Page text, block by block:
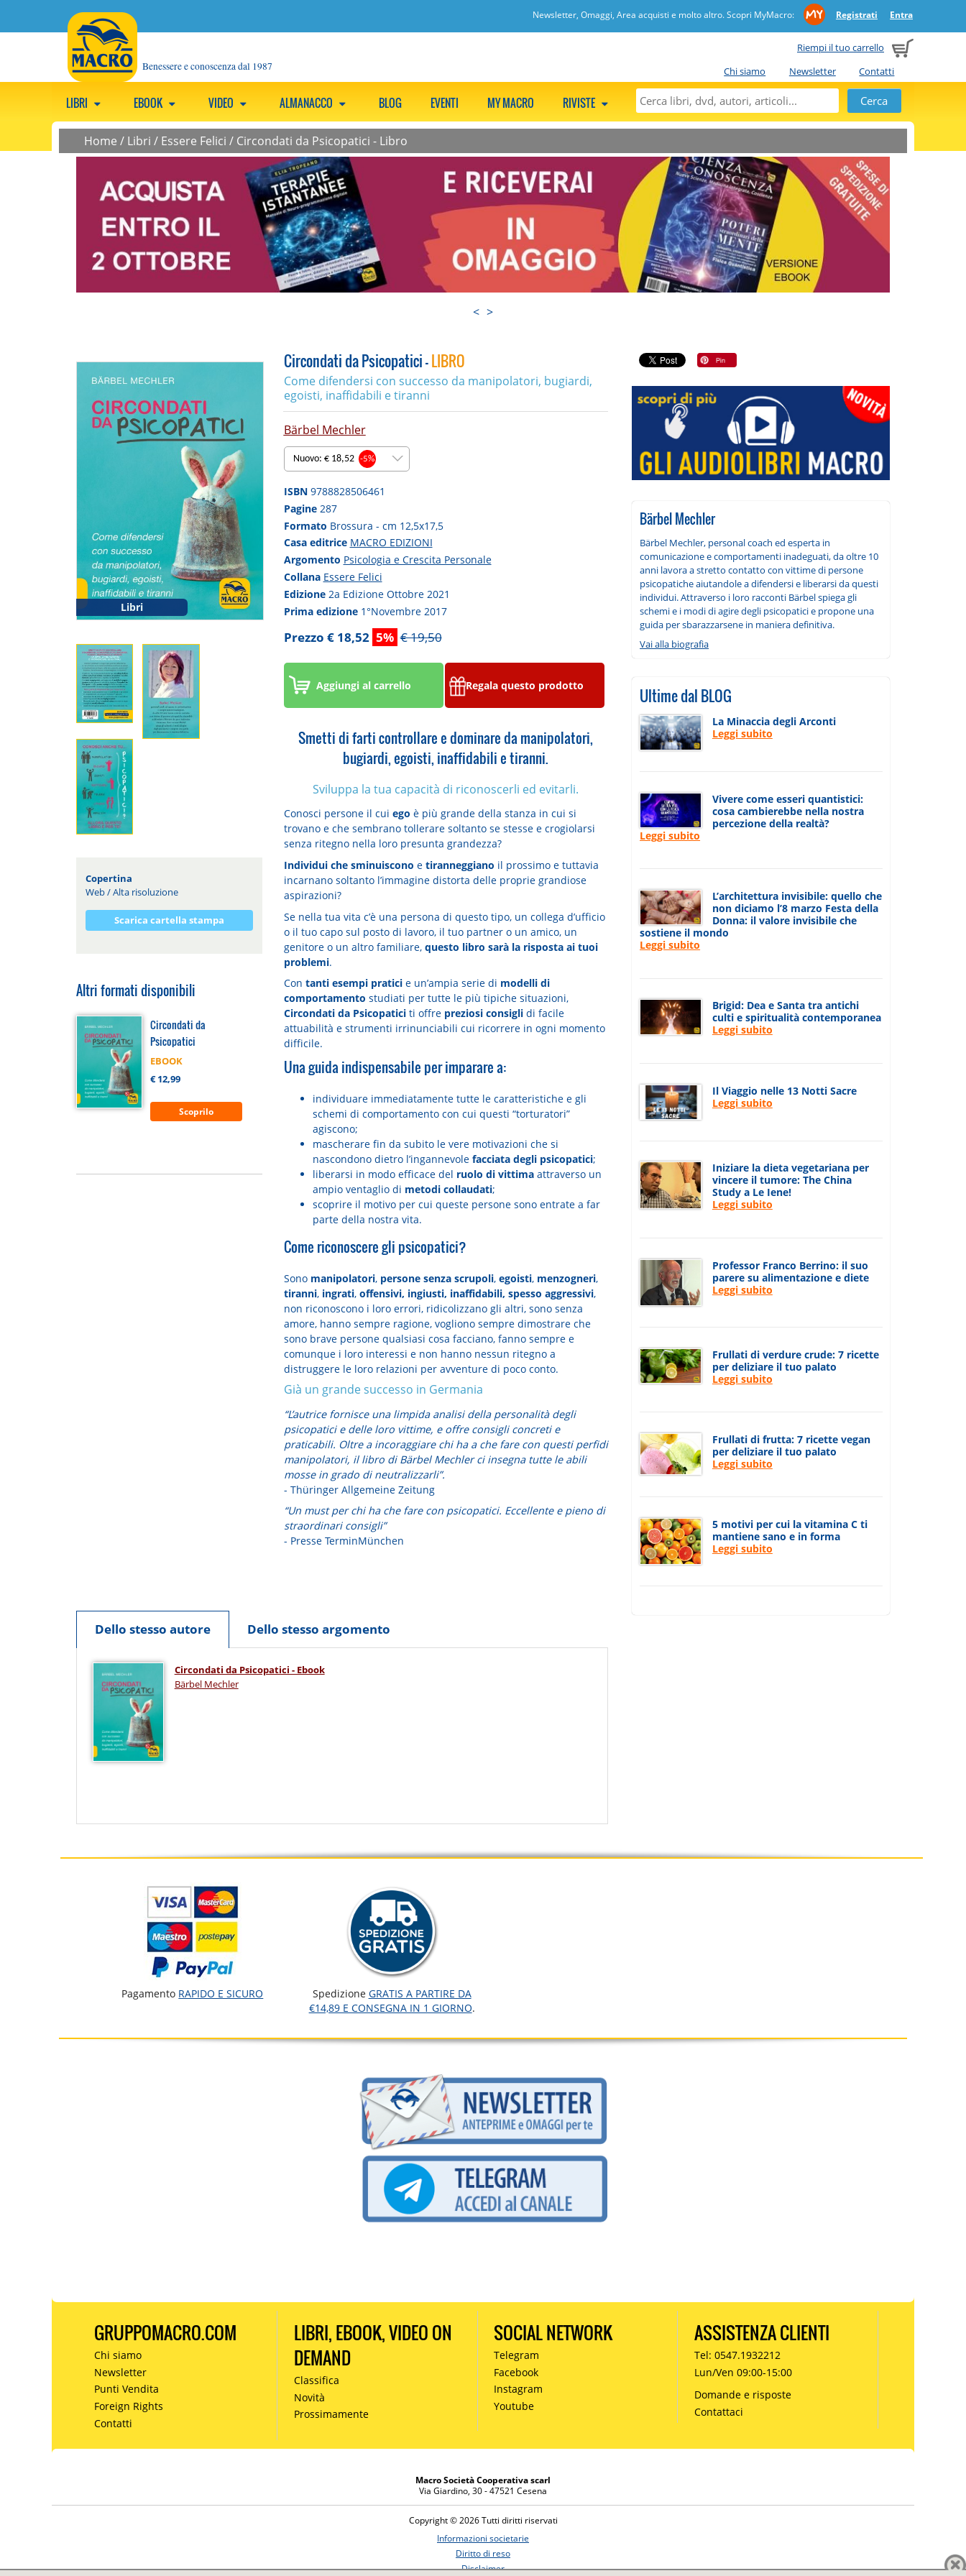
Newsletter, Omaggi, Area acquisti e molto altro. Scopri MyMacro: Registrati Entra
Riempi il tuo carrello
Chi siamo
Newsletter Contatti
Benessere e conoscenza dal 1987
LIBRI EBOOK VIDEO ALMANACCO BLOG EVENTI MY MACRO RIVISTE
Home / Libri / Essere Felici / Circondati da Psicopatici - Libro
< >
Libri
Copertina
Web/Alta risoluzione
Scarica cartella stampa
Altri formati disponibili
Circondati da
Psicopatici
EBOOK
€ 12,99
Scoprilo
Circondati da Psicopatici -LIBRO
Come difendersi con successo da manipolatori, bugiardi,
egoisti, inaffidabili e tiranni
Bärbel Mechler
Nuovo: € 18,52-5%
ISBN 9788828506461
Pagine 287
Formato Brossura - cm 12,5x17,5
Casa editrice MACRO EDIZIONI
Argomento Psicologia e Crescita Personale
Collana Essere Felici
Edizione 2a Edizione Ottobre 2021
Prima edizione 1°Novembre 2017
Prezzo € 18,52 5% € 19,50
Aggiungi al carrello Regala questo prodotto
Smetti di farti controllare e dominare da manipolatori,
bugiardi, egoisti, inaffidabili e tiranni.
Sviluppa la tua capacità di riconoscerli ed evitarli.
Conosci persone il cui ego è più grande della stanza in cui si
trovano e che sembrano tollerare soltanto se stesse e crogiolarsi
senza ritegno nella loro presunta grandezza?
Individui che sminuiscono e tiranneggiano il prossimo e tuttavia
incarnano soltanto l’immagine distorta delle proprie grandiose
aspirazioni?
Se nella tua vita c’è una persona di questo tipo, un collega d’ufficio
o il tuo capo sul posto di lavoro, il tuo partner o un amico, un
genitore o un altro familiare, questo libro sarà la risposta ai tuoi
problemi.
Con tanti esempi praticie un’ampia serie di modelli di
comportamento studiati per tutte le più tipiche situazioni,
Circondati da Psicopaticiti offre preziosi consiglidi facile
attuabilità e strumenti irrinunciabili cui ricorrere in ogni momento
difficile.
Una guida indispensabile per imparare a:
individuare immediatamente tutte le caratteristiche e gli
schemi di comportamento con cui questi “torturatori”
agiscono;
mascherare fin da subito le vere motivazioni che si
nascondono dietro l’ingannevole facciata degli psicopatici;
liberarsi in modo efficace del ruolo di vittimaattraverso un
ampio ventaglio di metodi collaudati;
scoprire il motivo per cui queste persone sono entrate a far
parte della nostra vita.
Come riconoscere gli psicopatici?
Sono manipolatori, persone senza scrupoli, egoisti, menzogneri,
tiranni, ingrati, offensivi, ingiusti, inaffidabili, spesso aggressivi,
non riconoscono i loro errori, ridicolizzano gli altri, sono senza
amore, hanno sempre ragione, vogliono sempre dimostrare che
sono brave persone qualsiasi cosa facciano, fanno sempre e
comunque i loro interessi e non hanno nessun ritegno a
distruggere le loro relazioni per avventure di poco conto.
Già un grande successo in Germania
“L’autrice fornisce una limpida analisi della personalità degli
psicopatici e delle loro vittime, e offre consigli concreti e
praticabili. Oltre a incoraggiare chi ha a che fare con questi perfidi
manipolatori, il libro di Bärbel Mechler ci insegna tutte le abili
mosse in grado di neutralizzarli”.
- Thüringer Allgemeine Zeitung
“Un must per chi ha che fare con psicopatici. Eccellente e pieno di
straordinari consigli”
- Presse TerminMünchen
Dello stesso autore Dello stesso argomento
Circondati da Psicopatici - Ebook
Bärbel Mechler
Bärbel Mechler
Bärbel Mechler, personal coach ed esperta in
comunicazione e comportamenti inadeguati, da oltre 10
anni lavora a stretto contatto con vittime di persone
psicopatiche aiutandole a difendersi e liberarsi da questi
individui. Attraverso i loro racconti Bärbel spiega gli
schemi e i modi di agire degli psicopatici e propone una
guida per sbarazzarsene in maniera definitiva.
Vai alla biografia
Ultime dal BLOG
La Minaccia degli Arconti
Leggi subito
Vivere come esseri quantistici:
cosa cambierebbe nella nostra
percezione della realtà?
Leggi subito
L’architettura invisibile: quello che
non diciamo l’8 marzo Festa della
Donna: il valore invisibile che
sostiene il mondo
Leggi subito
Brigid: Dea e Santa tra antichi
culti e spiritualità contemporanea
Leggi subito
Il Viaggio nelle 13 Notti Sacre
Leggi subito
Iniziare la dieta vegetariana per
vincere il tumore: The China
Study a Le Iene!
Leggi subito
Professor Franco Berrino: il suo
parere su alimentazione e diete
Leggi subito
Frullati di verdure crude: 7 ricette
per deliziare il tuo palato
Leggi subito
Frullati di frutta: 7 ricette vegan
per deliziare il tuo palato
Leggi subito
5 motivi per cui la vitamina C ti
mantiene sano e in forma
Leggi subito
Pagamento RAPIDO E SICURO Spedizione GRATIS A PARTIRE DA
€14,89 E CONSEGNA IN 1 GIORNO.
GRUPPOMACRO.COM
Chi siamo
Newsletter
Punti Vendita
Foreign Rights
Contatti
LIBRI, EBOOK, VIDEO ON
DEMAND
Classifica
Novità
Prossimamente
SOCIAL NETWORK
Telegram
Facebook
Instagram
Youtube
ASSISTENZA CLIENTI
Tel: 0547.1932212
Lun/Ven 09:00-15:00
Domande e risposte
Contattaci
Macro Società Cooperativa scarl
Via Giardino, 30 - 47521 Cesena
Copyright © 2026 Tutti diritti riservati
Informazioni societarie
Diritto di reso
Disclaimer